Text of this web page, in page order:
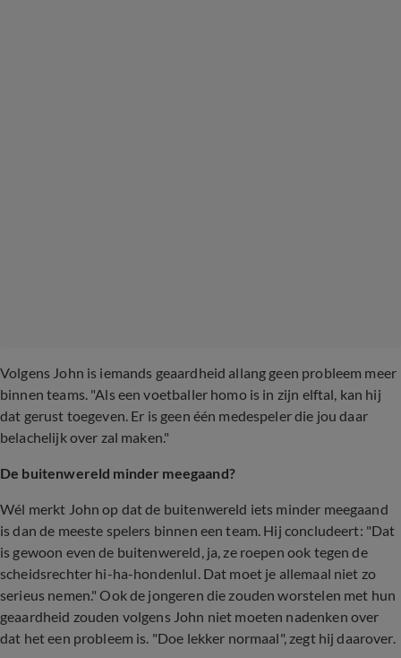
Volgens John is iemands geaardheid allang geen probleem meer
binnen teams. "Als een voetballer homo is in zijn elftal, kan hij
dat gerust toegeven. Er is geen één medespeler die jou daar
belachelijk over zal maken."
De buitenwereld minder meegaand?
Wél merkt John op dat de buitenwereld iets minder meegaand
is dan de meeste spelers binnen een team. Hij concludeert: "Dat
is gewoon even de buitenwereld, ja, ze roepen ook tegen de
scheidsrechter hi-ha-hondenlul. Dat moet je allemaal niet zo
serieus nemen." Ook de jongeren die zouden worstelen met hun
geaardheid zouden volgens John niet moeten nadenken over
dat het een probleem is. "Doe lekker normaal", zegt hij daarover.